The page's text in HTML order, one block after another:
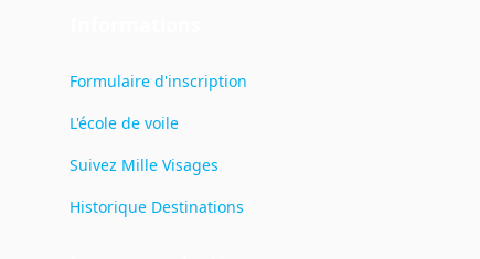
Formulaire d'inscription
L'école de voile
Suivez Mille Visages
Historique Destinations